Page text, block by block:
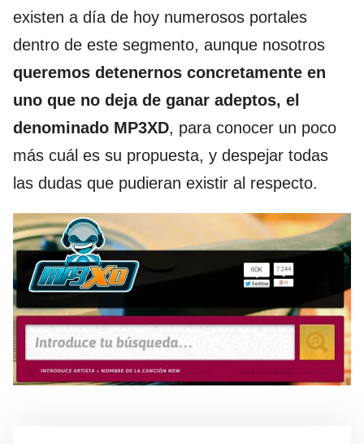
existen a día de hoy numerosos portales
dentro de este segmento, aunque nosotros
queremos detenernos concretamente en
uno que no deja de ganar adeptos, el
denominado MP3XD, para conocer un poco
más cuál es su propuesta, y despejar todas
las dudas que pudieran existir al respecto.